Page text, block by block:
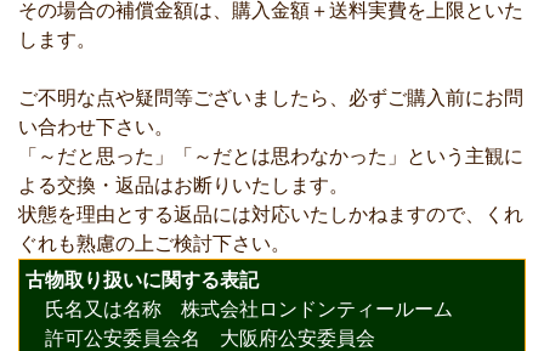
その場合の補償金額は、購入金額＋送料実費を上限といた
します。
ご不明な点や疑問等ございましたら、必ずご購入前にお問
い合わせ下さい。
「～だと思った」「～だとは思わなかった」という主観に
よる交換・返品はお断りいたします。
状態を理由とする返品には対応いたしかねますので、くれ
ぐれも熟慮の上ご検討下さい。
古物取り扱いに関する表記
氏名又は名称 株式会社ロンドンティールーム
許可公安委員会名 大阪府公安委員会